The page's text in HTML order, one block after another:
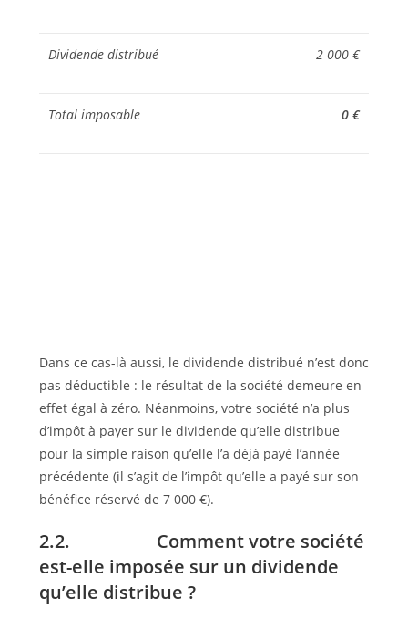
Dividende distribué 2 000 €
Total imposable 0 €
Dans ce cas-là aussi, le dividende distribué n’est donc
pas déductible : le résultat de la société demeure en
effet égal à zéro. Néanmoins, votre société n’a plus
d’impôt à payer sur le dividende qu’elle distribue
pour la simple raison qu’elle l’a déjà payé l’année
précédente (il s’agit de l’impôt qu’elle a payé sur son
bénéfice réservé de 7 000 €).
2.2. Comment votre société
est-elle imposée sur un dividende
qu’elle distribue ?